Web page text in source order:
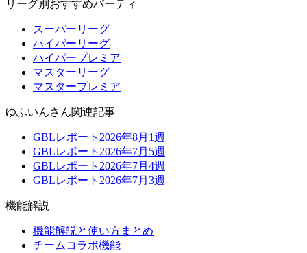
リーグ別おすすめパーティ
スーパーリーグ
ハイパーリーグ
ハイパープレミア
マスターリーグ
マスタープレミア
ゆふいんさん関連記事
GBLレポート2026年8月1週
GBLレポート2026年7月5週
GBLレポート2026年7月4週
GBLレポート2026年7月3週
機能解説
機能解説と使い方まとめ
チームコラボ機能